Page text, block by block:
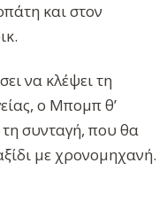
και στον
να κλέψει τη
ο Μπομπ θ’
τη συνταγή, που θα
με χρονομηχανή.